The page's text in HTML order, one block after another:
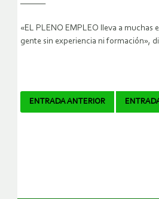
«EL PLENO EMPLEO lleva a muchas
gente sin experiencia ni formación»,
Navegador
ENTRADA ANTERIOR